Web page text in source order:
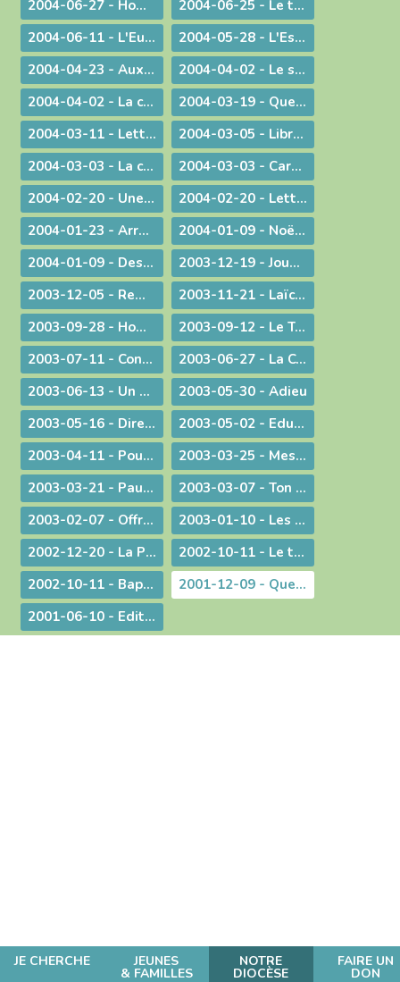
JE CHERCHE JEUNES
& FAMILLES
NOTRE
DIOCÈSE
FAIRE UN
DON
2004-06-27 - Homélie pour les ordinations
2004-06-25 - Le temps des changements
2004-06-11 - L'Eucharistie dans le réalisme de sa célébration
2004-05-28 - L'Esprit de Vérité, "que le Père enverra en mon nom"
2004-04-23 - Aux heures d'incertitude : une figure de sainteté sacerdotale
2004-04-02 - Le sérieux de l'existence humaine
2004-04-02 - La charité ne se sous-traite pas
2004-03-19 - Quel avenir pour le monde ?
2004-03-11 - Lettre au Cardinal Rouco Varela, archevêque de Madrid, après les attentats du 11 mars 2004
2004-03-05 - Libre méditation sur le récit des tentations du Christ
2004-03-03 - La conversion est possible
2004-03-03 - Carême : Lettre pastorale & Courrier aux prêtres du diocèse
2004-02-20 - Une visite pas comme les autres !
2004-02-20 - Lettre de l'évêque de Belley-Ars aux prêtres du diocèse
2004-01-23 - Arrêt sur image
2004-01-09 - Noël ! "un" Sauveur ou "LE" Sauveur
2004-01-09 - Des voeux de nouvel an tirés de l'actualité
2003-12-19 - Jouez hautbois, résonnez musettes !
2003-12-05 - Remue-ménage au parlement !
2003-11-21 - Laïcité : confiance et appréhension
2003-09-28 - Homélie de la Messe du 26° dimanche ordinaire radiodiffusée depuis l'Abbaye d'Ambronay
2003-09-12 - Le Trésor de l'Eucharistie
2003-07-11 - Continuez votre oeuvre précieuse et irremplaçable
2003-06-27 - La Constitution européenne : ultime version - Un silence plus éloquent que toutes les paroles
2003-06-13 - Un préambule contesté
2003-05-30 - Adieu
2003-05-16 - Dire merci !
2003-05-02 - Education et vocation
2003-04-11 - Pour une catéchèse pascale
2003-03-25 - Message aux communautés musulmanes et chrétiennes de Bourg-en-Bresse
2003-03-21 - Paul Couturier, apôtre de l'unité
2003-03-07 - Ton Père voit dans le secret !
2003-02-07 - Offrir ses mains et son cœur
2003-01-10 - Les bienfaits du dialogue œcuménique
2002-12-20 - La Prière à Marie : un itinéraire de contemplation, une source pour l'action
2002-10-11 - Le temps de la mission
2002-10-11 - Baptême et mariage - Dans une pastorale d'évangélisation harmoniser nos pratiques pour mieux proposer la foi
2001-12-09 - Questions d'actualité avec Mgr Bagnard
2001-06-10 - Edito : Pour qu'ils aient la vie en abondance !